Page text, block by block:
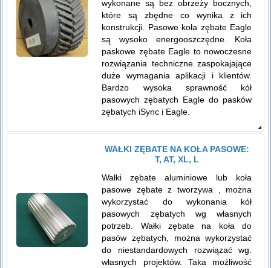
wykonane są bez obrzeży bocznych,
które są zbędne co wynika z ich
konstrukcji. Pasowe koła zębate Eagle
są wysoko energooszczędne. Koła
paskowe zębate Eagle to nowoczesne
rozwiązania techniczne zaspokajające
duże wymagania aplikacji i klientów.
Bardzo wysoka sprawność kół
pasowych zębatych Eagle do pasków
zębatych iSync i Eagle.
WAŁKI ZĘBATE NA KOŁA PASOWE:
T, AT, XL, L
Wałki zębate aluminiowe lub koła
pasowe zębate z tworzywa , można
wykorzystać do wykonania kół
pasowych zębatych wg własnych
potrzeb. Wałki zębate na koła do
pasów zębatych, można wykorzystać
do niestandardowych rozwiązać wg.
własnych projektów. Taka możliwość